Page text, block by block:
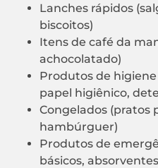
Lanches rápidos
biscoitos)
Itens de café da
achocolatado)
Produtos de
papel higiênico,
Congelados (pratos
hambúrguer)
Produtos de
básicos,